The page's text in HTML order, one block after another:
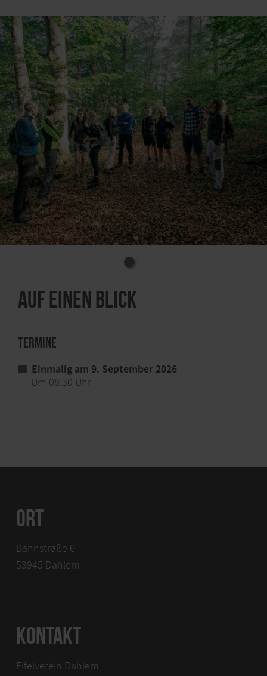
Auf einen Blick
Termine
Einmalig am 9. September 2026
Um 08:30 Uhr
ORT
Bahnstraße 6
53945 Dahlem
KONTAKT
Eifelverein Dahlem